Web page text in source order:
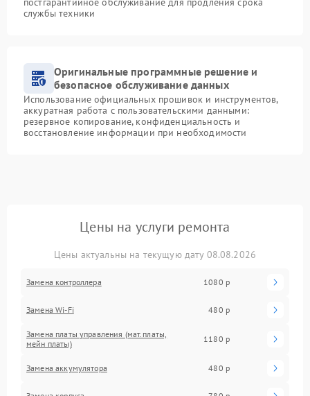
службы техники
Оригинальные программные решение и
безопасное обслуживание данных
Использование официальных прошивок и инструментов,
аккуратная работа с пользовательскими данными:
резервное копирование, конфиденциальность и
восстановление информации при необходимости
Цены на услуги ремонта
Цены актуальны на текущую дату 08.08.2026
Замена контроллера 1080 р
Замена Wi-Fi 480 р
Замена платы управления (мат.платы,
мейн платы)
1180 р
Замена аккумулятора 480 р